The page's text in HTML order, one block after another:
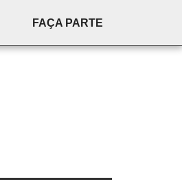
FAÇA PARTE